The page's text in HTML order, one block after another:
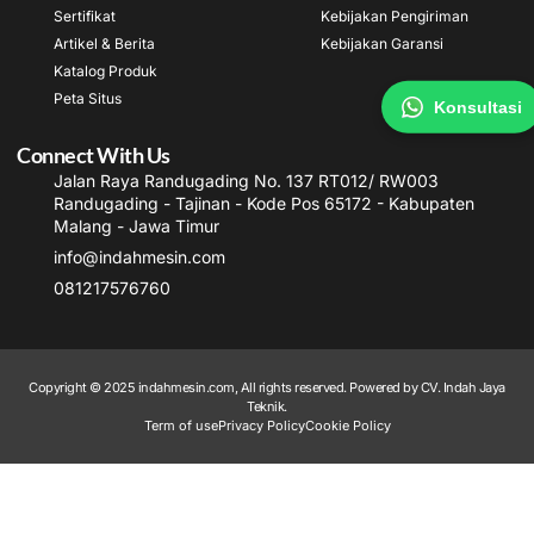
Sertifikat
Artikel & Berita
Katalog Produk
Peta Situs
Kebijakan Pengiriman
Kebijakan Garansi
Connect With Us
Jalan Raya Randugading No. 137 RT012/ RW003
Randugading - Tajinan - Kode Pos 65172 - Kabupaten
Malang - Jawa Timur
info@indahmesin.com
081217576760
Copyright © 2025 indahmesin.com, All rights reserved. Powered by CV. Indah Jaya
Teknik.
Term of usePrivacy PolicyCookie Policy
Konsultasi